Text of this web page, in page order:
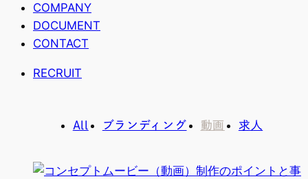
COMPANY
DOCUMENT
CONTACT
RECRUIT
All ブランディング 動画 求人